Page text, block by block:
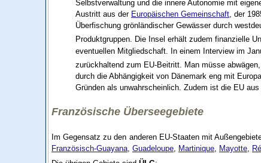
Selbstverwaltung und die innere Autonomie mit
Austritt aus der Europäischen Gemeinschaft, der
Überfischung grönländischer Gewässer durch
Produktgruppen. Die Insel erhält zudem finanzielle
eventuellen Mitgliedschaft. In einem Interview im
zurückhaltend zum EU-Beitritt. Man müsse
durch die Abhängigkeit von Dänemark eng mit
Gründen als unwahrscheinlich. Zudem ist die EU
Französische Überseegebiete
Im Gegensatz zu den anderen EU-Staaten mit
Französisch-Guayana Guadeloupe Martinique Mayotte